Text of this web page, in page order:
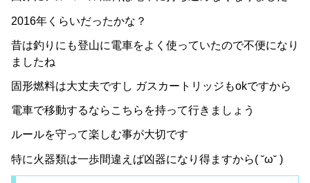
2016年くらいだったかな？
昔は釣りにも登山に電車をよく使っていたので不便になり
ましたね
固形燃料は大丈夫ですし ガスカートリッジもokですから
電車で移動するならこちらを持って行きましょう
ルールを守って楽しむ事が大切です
特に火器類は一歩間違えば凶器になり得ますから( ˘ω˘ )